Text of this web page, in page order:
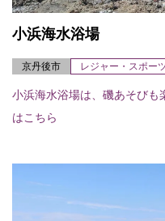
小浜海水浴場
京丹後市 レジャー・スポー
小浜海水浴場は、磯あそびも
はこちら